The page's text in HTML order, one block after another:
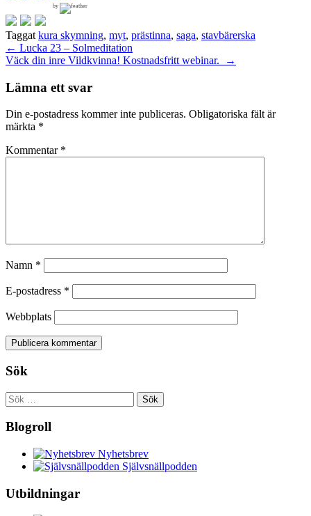
by
Taggat kura skymning, myt, prästinna, saga, stavbärerska
Inläggsnavigering
← Lucka 23 – Solmeditation
Väck din inre Vildkvinna! Kostnadsfritt webinar.
→
Lämna ett svar
Din e-postadress kommer inte publiceras. Obligatoriska fält är
märkta *
Kommentar *
Namn *
E-postadress *
Webbplats
Sök
Sök
efter:
Blogroll
Nyhetsbrev
Självsnällpodden
Utbildningar